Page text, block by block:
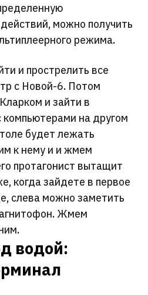
можно получить
режима.
и прострелить все
с Новой-6. Потом
и зайти в
на другом
будет лежать
к нему и и жмем
протагонист вытащит
когда зайдете в первое
слева можно заметить
Жмем
водой: